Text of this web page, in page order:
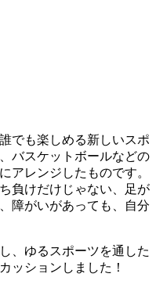
でも楽しめる新しいスポ
バスケットボールなどの
アレンジしたものです。
負けだけじゃない、足が
障がいがあっても、自分
、ゆるスポーツを通した
ッションしました！